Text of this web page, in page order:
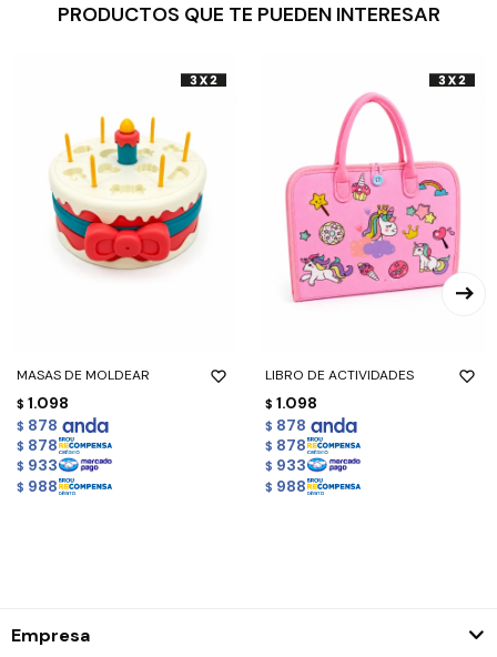
PRODUCTOS QUE TE PUEDEN INTERESAR
MASAS DE MOLDEAR
$ 1.098
$ 878
$ 878
$ 933
$ 988
LIBRO DE ACTIVIDADES
$ 1.098
$ 878
$ 878
$ 933
$ 988
Empresa